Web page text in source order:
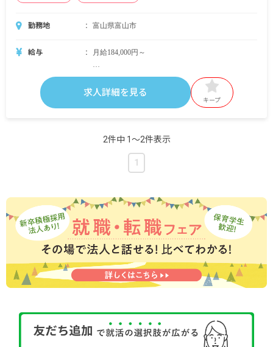
勤務地 富山県富山市
給与 月給184,000円～
＜別途支給手当＞
■交通費支給 月上限50,000円
■賞与年2回（6月／12月）2024年度実績：全国平
均 387,097円／年
※経験・能力・会社業績によります
※評価期間中に基準に満たす勤務実績がない等の
事情がある場合は支給額が0円になります
※試用期間3カ月／同条件
求人詳細を見る
キープ
2件中 1〜2件表示
1